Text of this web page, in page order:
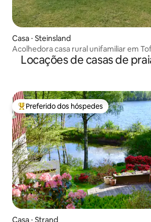
Casa ⋅ Steinsland
Acolhedora casa rural unifamiliar em
Locações de casas de
Entre os melhores preferidos dos
Preferido dos hóspedes
Casa ⋅ Strand